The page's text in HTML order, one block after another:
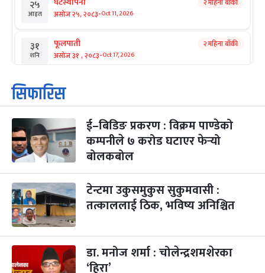
२५
आइत असोज २५, २०८३-Oct 11, 2026
२ महिना बाँकी
३१
शनि
फूलपाती
असोज ३१ , २०८३-Oct 17, 2026
२ महिना बाँकी
१
आइत
कार्तिक सङ्क्रान्ति
कार्तिक १, २०८३
३
मंगल
महानवमी
कार्तिक ३, २०८३-Oct 20, 2026
२ महिना बाँकी
४
५
बिहि
पापा‌ङ्कुशा एकादशी व्रत
कार्तिक ५, २०८३
२ महिना बाँकी
आइत
कुकुर तिहार
कार्तिक २२, २०८३-Nov 8, 2026
३ महिना बाँकी
सिफारिस
ई–बिडिङ प्रकरण : विक्रम पाण्डेको
कम्पनीले ७ करोड घटाएर फेर्‍यो
बोलकबोल
टेन्टमा उकुसमुकुस सुकुमवासी :
तत्काललाई ठिक, भविष्य अनिश्चित
डा. मनोज शर्मा : चोलेन्द्रशमशेरका
‘हिरा’